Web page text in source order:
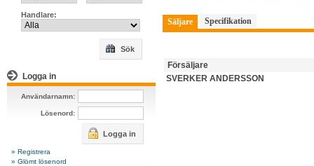
Handlare:
Sök
Logga in
Användarnamn:
Lösenord:
Logga in
» Registrera
» Glömt lösenord
Säljare Specifikation
Försäljare
SVERKER ANDERSSON